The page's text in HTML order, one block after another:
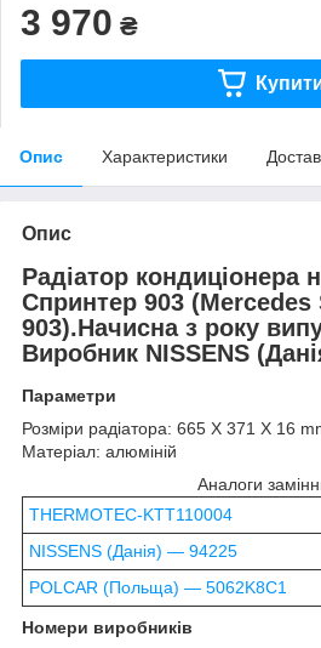
3 970 ₴
Опис Характеристики
Опис
Радіатор кондиціонера
Спринтер 903
903).Начисна з року
Виробник NISSENS
Параметри
Розміри радіатора: 665 X 371 X 16
Матеріал: алюміній
Аналоги
THERMOTEC-KTT110004
NISSENS (Данія) — 94225
POLCAR (Польща) — 5062K8C1
Номери виробників